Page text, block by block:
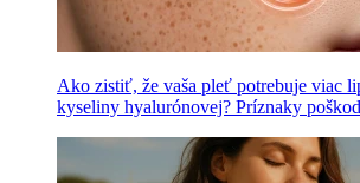
Ako zistiť, že vaša pleť potrebuje viac
kyseliny hyalurónovej? Príznaky